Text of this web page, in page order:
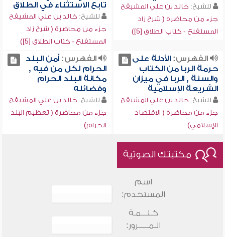
للشيخ: خالد بن علي المشيقح
جزء من محاضرة ( شرح زاد
المستقنع - كتاب الطلاق [5])
تابع الاستثناء في الطلاق
للشيخ: خالد بن علي المشيقح
جزء من محاضرة ( شرح زاد
المستقنع - كتاب الطلاق [5])
الفهرس:الأدلة على
حرمة الربا من الكتاب
والسنة , الربا في ميزان
الشريعة الإسلامية
للشيخ: خالد بن علي المشيقح
جزء من محاضرة ( الاقتصاد
الإسلامي)
الفهرس:أمن البلد
الحرام لكل من فيه ,
مكانة البلد الحرام
وفضائله
للشيخ: خالد بن علي المشيقح
جزء من محاضرة ( تعظيم البلد
الحرام)
مكتبتك الصوتية
اسم
المستخدم:
كـلـــمـة
الـمـــــرور: